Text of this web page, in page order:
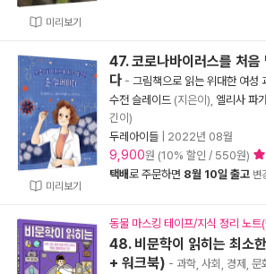
미리보기
미리보기
47. 코로나바이러스를 처음
다 - 그림책으로 읽는 위대한 여성
수전 슬레이드 (지은이), 엘리사 파
긴이)
두레아이들
2022년 08월
9,900원 (10% 할인 / 550원)
택배로 주문하면 8월 10일 출고 변
동물 마스킹 테이프/지식 정리 노트
48. 비문학이 읽히는 최소
+ 워크북) - 과학, 사회, 경제, 문